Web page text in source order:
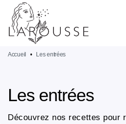
MENU
PIED DE PAGE
Accueil • Les entrées
Les entrées
Découvrez nos recettes pour